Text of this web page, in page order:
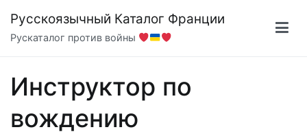
содержимому
Русскоязычный Каталог Франции
Рускаталог против войны
Инструктор по
вождению